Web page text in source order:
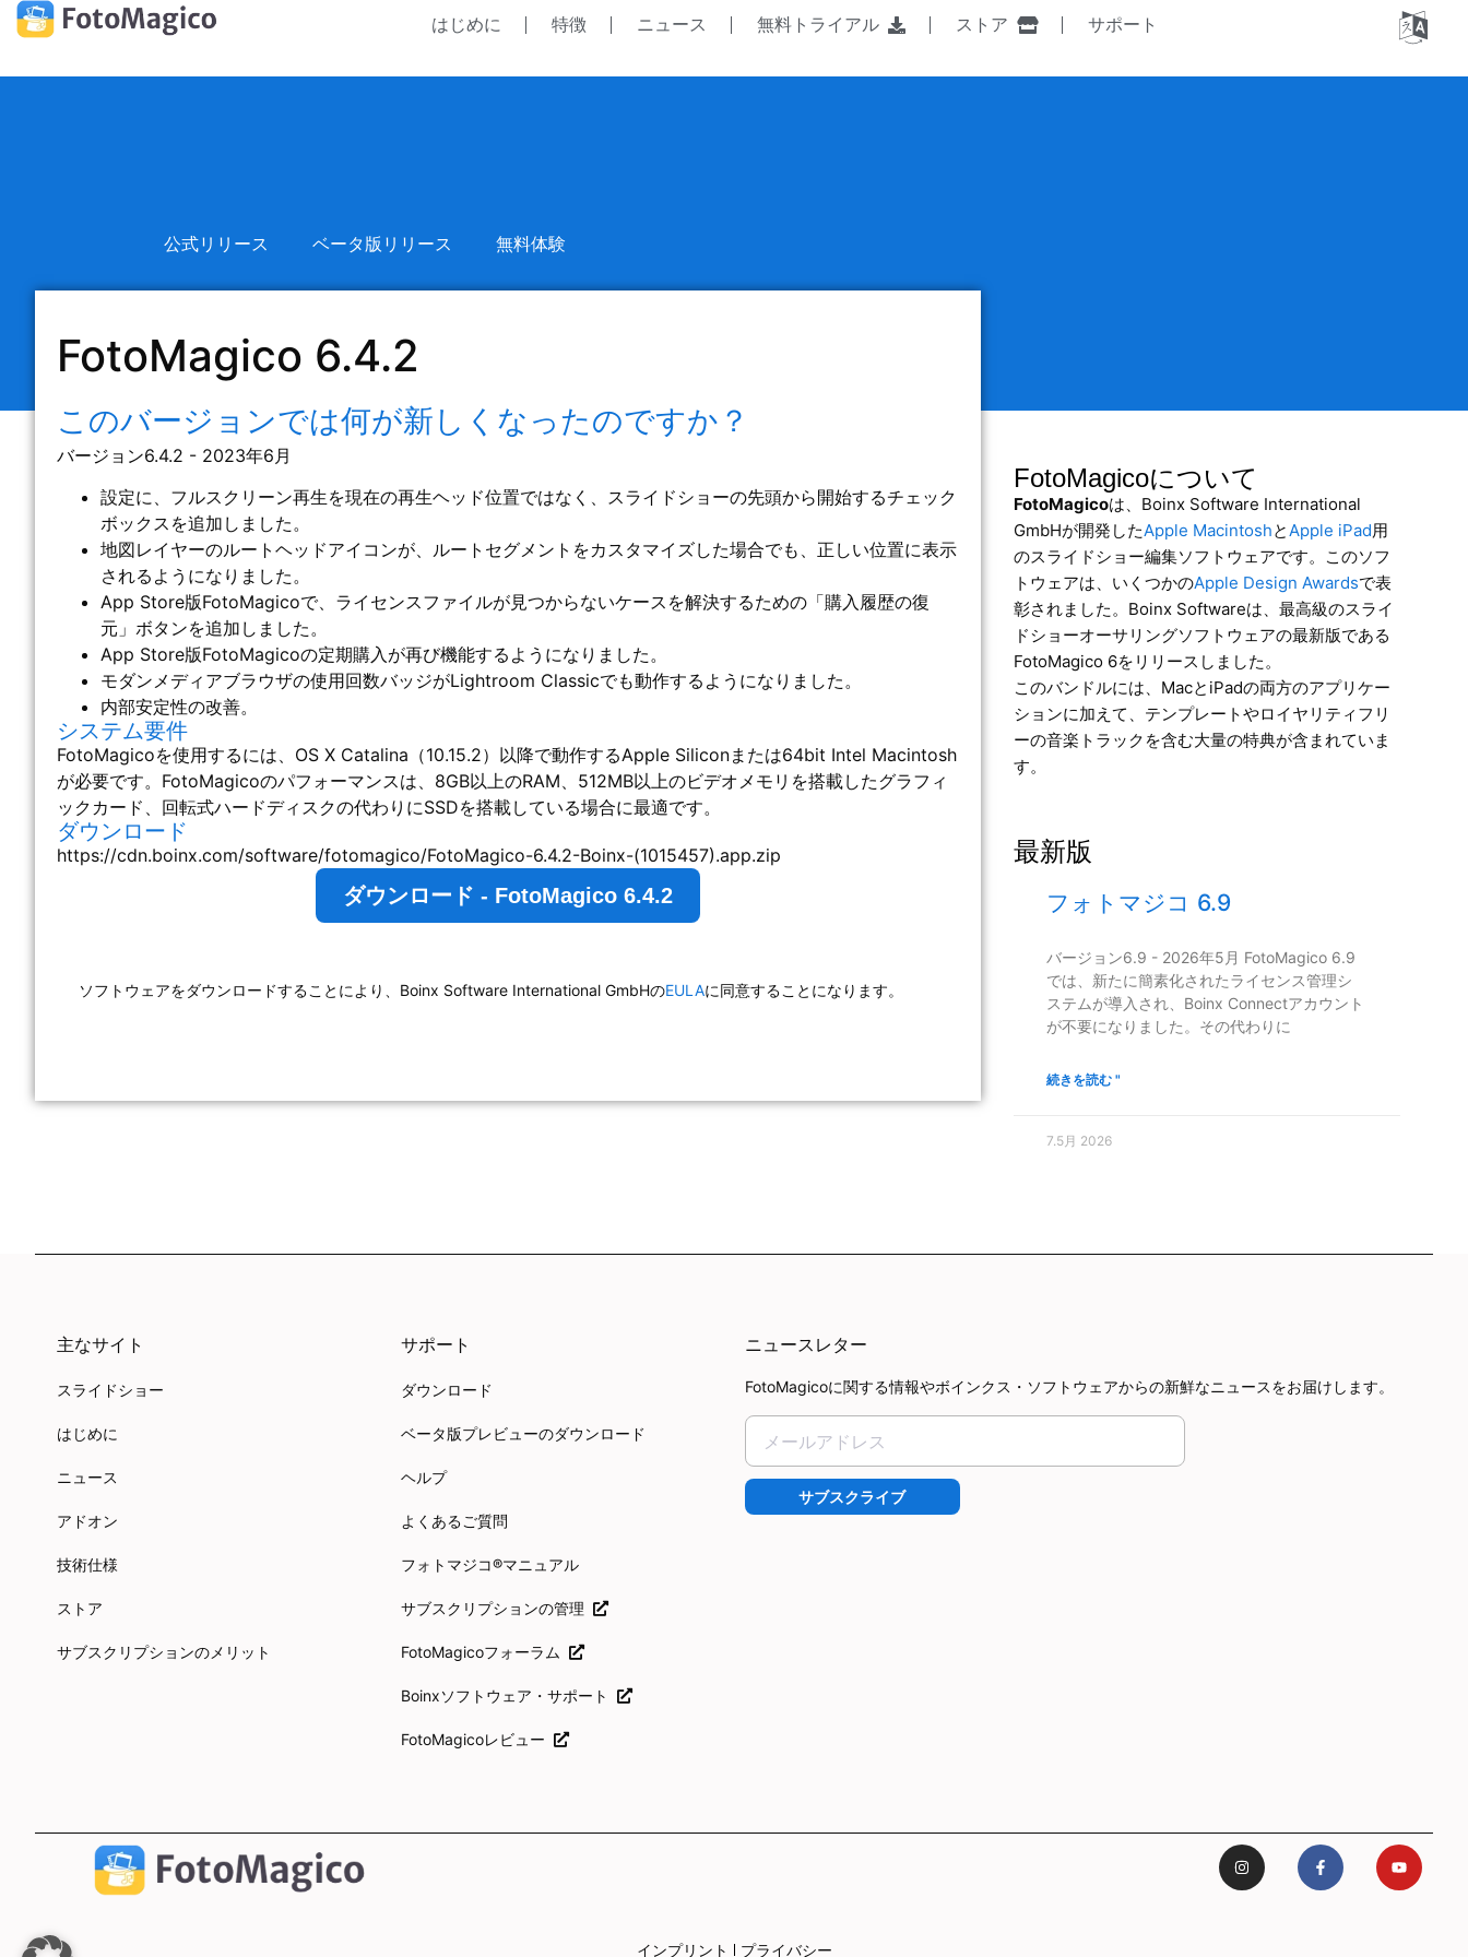
はじめに 特徴 ニュース 無料トライアル ストア サポート
公式リリース ベータ版リリース 無料体験
FotoMagico 6.4.2
このバージョンでは何が新しくなったのですか？
バージョン6.4.2 - 2023年6月
設定に、フルスクリーン再生を現在の再生ヘッド位置ではなく、スライドショーの先頭から開始するチェック
ボックスを追加しました。
地図レイヤーのルートヘッドアイコンが、ルートセグメントをカスタマイズした場合でも、正しい位置に表示
されるようになりました。
App Store版FotoMagicoで、ライセンスファイルが見つからないケースを解決するための「購入履歴の復
元」ボタンを追加しました。
App Store版FotoMagicoの定期購入が再び機能するようになりました。
モダンメディアブラウザの使用回数バッジがLightroom Classicでも動作するようになりました。
内部安定性の改善。
システム要件
FotoMagicoを使用するには、OS X Catalina（10.15.2）以降で動作するApple Siliconまたは64bit Intel Macintosh
が必要です。FotoMagicoのパフォーマンスは、8GB以上のRAM、512MB以上のビデオメモリを搭載したグラフィ
ックカード、回転式ハードディスクの代わりにSSDを搭載している場合に最適です。
ダウンロード
https://cdn.boinx.com/software/fotomagico/FotoMagico-6.4.2-Boinx-(1015457).app.zip
ダウンロード - FotoMagico 6.4.2
ソフトウェアをダウンロードすることにより、Boinx Software International GmbHのEULAに同意することになります。
FotoMagicoについて
FotoMagicoは、Boinx Software International
GmbHが開発したApple MacintoshとApple iPad用
のスライドショー編集ソフトウェアです。このソフ
トウェアは、いくつかのApple Design Awardsで表
彰されました。Boinx Softwareは、最高級のスライ
ドショーオーサリングソフトウェアの最新版である
FotoMagico 6をリリースしました。
このバンドルには、MacとiPadの両方のアプリケー
ションに加えて、テンプレートやロイヤリティフリ
ーの音楽トラックを含む大量の特典が含まれていま
す。
最新版
フォトマジコ 6.9
バージョン6.9 - 2026年5月 FotoMagico 6.9
では、新たに簡素化されたライセンス管理シ
ステムが導入され、Boinx Connectアカウント
が不要になりました。その代わりに
続きを読む "
7.5月 2026
主なサイト
スライドショー
はじめに
ニュース
アドオン
技術仕様
ストア
サブスクリプションのメリット
サポート
ダウンロード
ベータ版プレビューのダウンロード
ヘルプ
よくあるご質問
フォトマジコ®マニュアル
サブスクリプションの管理
FotoMagicoフォーラム
Boinxソフトウェア・サポート
FotoMagicoレビュー
ニュースレター
FotoMagicoに関する情報やボインクス・ソフトウェアからの新鮮なニュースをお届けします。
サブスクライブ
インプリント プライバシー